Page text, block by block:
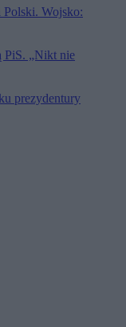
Polski. Wojsko:
PiS. „Nikt nie
prezydentury